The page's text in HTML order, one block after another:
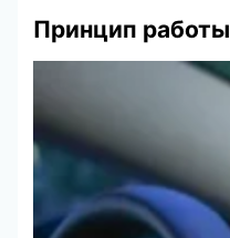
Принцип работы